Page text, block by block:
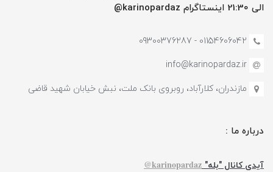
الی 21:30 اینستاگرام karinopardaz@
01154606042 - 09300376287
info@karinopardaz.ir
مازندران، کلارآباد، روبروی بانک ملت، نبش خیابان شهید قاضی
درباره ما :
آیدی کانال "بله" karinopardaz@